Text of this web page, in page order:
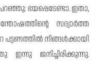
ഭയപ്പെടേണ്ടാ. ഇതാ,
സദ്വാർത്ത
പട്ടണത്തിൽ നിങ്ങൾക്കായി
ജനിച്ചിരിക്കുന്നു.